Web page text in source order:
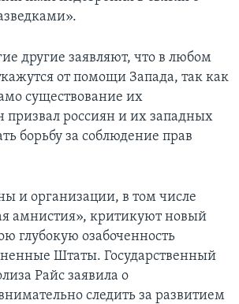
другие заявляют, что в любом
от помощи Запада, так как
существование их
призвал россиян и их западных
борьбу за соблюдение прав
и организации, в том числе
амнистия», критикуют новый
глубокую озабоченность
Штаты. Государственный
Райс заявила о
следить за развитием